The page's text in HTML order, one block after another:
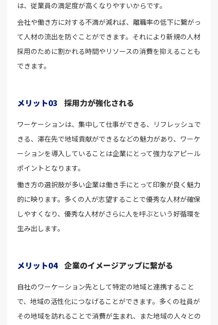
は、従業員の満足度が高くなりやすいからです。
会社や働き方に対する不満が減れば、離職率の低下に繋がっ
て人材の流出を防ぐことができます。それにより新規の人材
採用のために割かれる時間やリソースの消費を抑えることも
できます。
メリット03 採用力が強化される
ワーケーションは、集中して仕事ができる、リフレッシュで
きる、滞在先で地域貢献ができるなどの魅力があり、ワーケ
ーションを導入していることは企業にとって強力なアピール
ポイントとなります。
働き方の選択肢が多い企業は働き手にとって印象が良く魅力
的に映ります。多くの人が志望することで優秀な人材が確保
しやすくなり、優秀な人材がさらに人を呼ぶという好循環を
生み出します。
メリット04 企業のイメージアップに繋がる
自社のワーケーション先として特定の地域と連携すること
で、地域の活性化につなげることができます。多くの社員が
その地域を訪れることで消費が生まれ、また地域の人々との